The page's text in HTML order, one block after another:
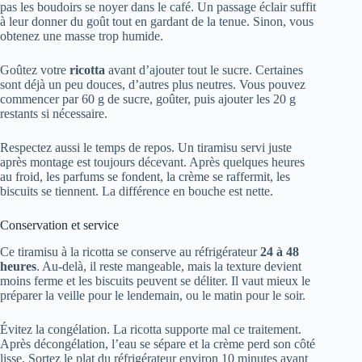
pas les boudoirs se noyer dans le café. Un passage éclair suffit
à leur donner du goût tout en gardant de la tenue. Sinon, vous
obtenez une masse trop humide.
Goûtez votre ricotta avant d’ajouter tout le sucre. Certaines
sont déjà un peu douces, d’autres plus neutres. Vous pouvez
commencer par 60 g de sucre, goûter, puis ajouter les 20 g
restants si nécessaire.
Respectez aussi le temps de repos. Un tiramisu servi juste
après montage est toujours décevant. Après quelques heures
au froid, les parfums se fondent, la crème se raffermit, les
biscuits se tiennent. La différence en bouche est nette.
Conservation et service
Ce tiramisu à la ricotta se conserve au réfrigérateur24 à 48
heures. Au-delà, il reste mangeable, mais la texture devient
moins ferme et les biscuits peuvent se déliter. Il vaut mieux le
préparer la veille pour le lendemain, ou le matin pour le soir.
Évitez la congélation. La ricotta supporte mal ce traitement.
Après décongélation, l’eau se sépare et la crème perd son côté
lisse. Sortez le plat du réfrigérateur environ 10 minutes avant